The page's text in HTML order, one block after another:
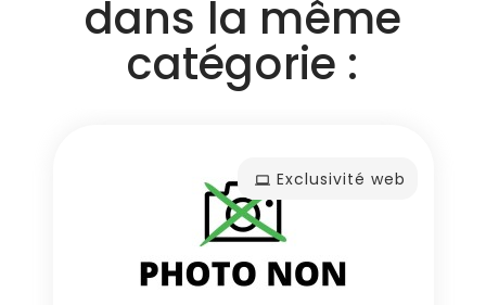
dans la même
catégorie :
Exclusivité web